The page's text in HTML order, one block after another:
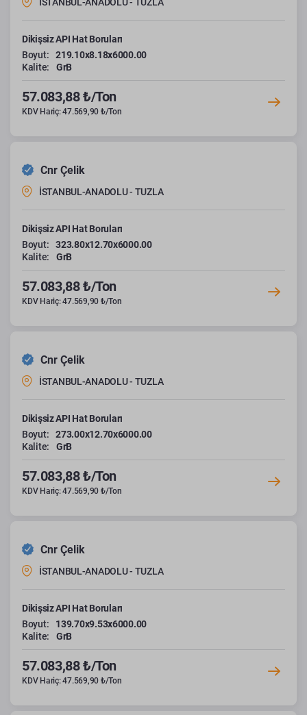
Dikişsiz API Hat Boruları
Boyut:
219.10x8.18x6000.00
Kalite:
GrB
57.083,88 ₺/Ton
KDV Hariç: 47.569,90 ₺/Ton
Cnr Çelik
İSTANBUL-ANADOLU - TUZLA
Dikişsiz API Hat Boruları
Boyut:
323.80x12.70x6000.00
Kalite:
GrB
57.083,88 ₺/Ton
KDV Hariç: 47.569,90 ₺/Ton
Cnr Çelik
İSTANBUL-ANADOLU - TUZLA
Dikişsiz API Hat Boruları
Boyut:
273.00x12.70x6000.00
Kalite:
GrB
57.083,88 ₺/Ton
KDV Hariç: 47.569,90 ₺/Ton
Cnr Çelik
İSTANBUL-ANADOLU - TUZLA
Dikişsiz API Hat Boruları
Boyut:
139.70x9.53x6000.00
Kalite:
GrB
57.083,88 ₺/Ton
KDV Hariç: 47.569,90 ₺/Ton